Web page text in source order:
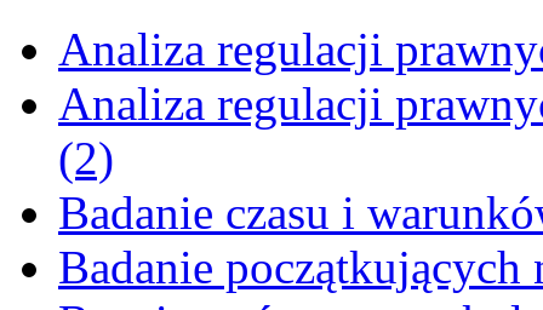
Analiza regulacji
Analiza regulacji
(2)
Badanie czasu i
Badanie początkujących